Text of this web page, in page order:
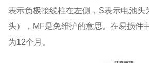
表示负极接线柱在左侧，S表示电池头
头），MF是免维护的意思。在易损件
为12个月。